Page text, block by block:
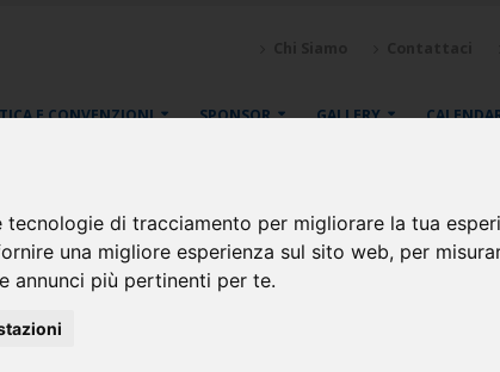
di tracciamento per migliorare la tua
una migliore esperienza sul sito web, per
annunci più pertinenti per te.
E CONVENZIONI SPONSOR GALLERY